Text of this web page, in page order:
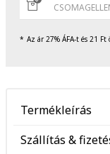
Az ár 27% ÁFA-t és 21
Termékleírás
Szállítás &